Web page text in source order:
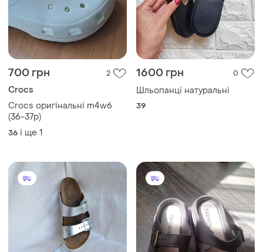
700 грн 2
Crocs
Crocs оригінальні m4w6
(36-37p)
36 і ще 1
1600 грн 0
Шльопанці натуральні
39